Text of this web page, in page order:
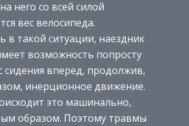
него со всей силой
вес велосипеда.
в такой ситуации, наездник
возможность попросту
сидения вперед, продолжив,
инерционное движение.
это машинально,
образом. Поэтому травмы